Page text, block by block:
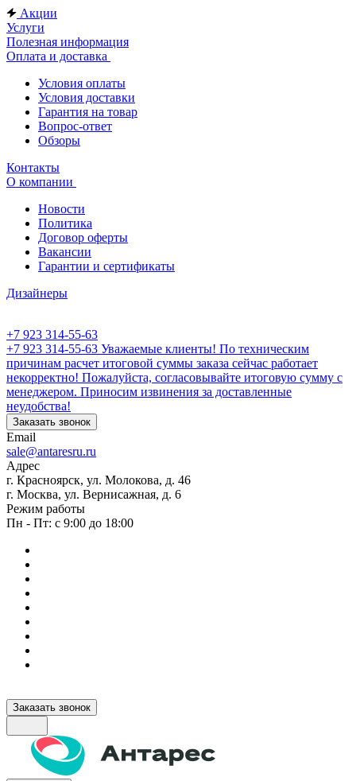
Акции
Услуги
Полезная информация
Оплата и доставка
Условия оплаты
Условия доставки
Гарантия на товар
Вопрос-ответ
Обзоры
Контакты
О компании
Новости
Политика
Договор оферты
Вакансии
Гарантии и сертификаты
Дизайнеры
+7 923 314-55-63
+7 923 314-55-63 Уважаемые клиенты! По техническим
причинам расчет итоговой суммы заказа сейчас работает
некорректно! Пожалуйста, согласовывайте итоговую сумму с
менеджером. Приносим извинения за доставленные
неудобства!
Заказать звонок
Email
sale@antaresru.ru
Адрес
г. Красноярск, ул. Молокова, д. 46
г. Москва, ул. Вернисажная, д. 6
Режим работы
Пн - Пт: с 9:00 до 18:00
Заказать звонок